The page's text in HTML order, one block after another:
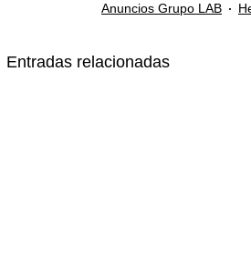
Anuncios Grupo LAB
Entradas relacionadas